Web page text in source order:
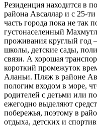
Резиденция находится в
района Авсаллар и с 25-
часть города пока не так
густонаселенный
проживания круглый год
школы, детские сады,
связи. А хорошая
короткий промежуток
Аланьи. Пляж в районе
пологим входом в море,
родителей с детьми или
ежегодно выделяют
побережья, поэтому в
отдыха, детских и